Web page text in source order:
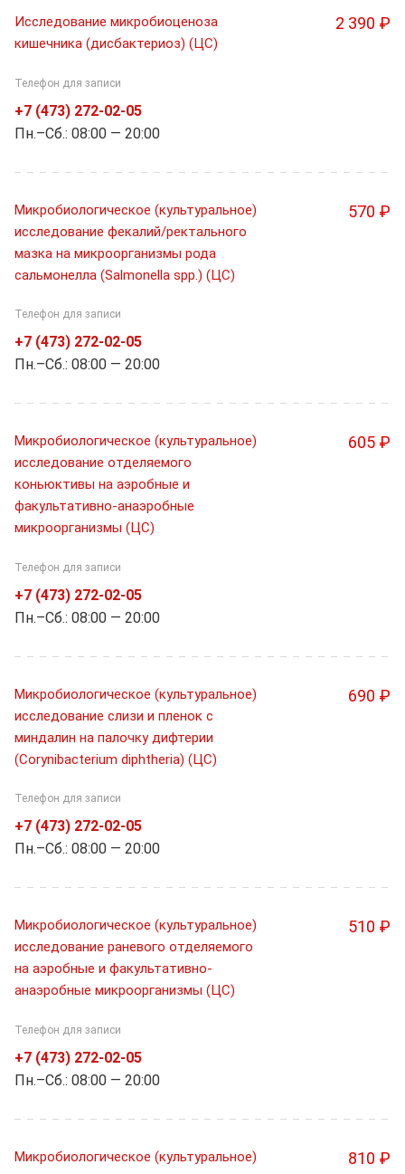
Исследование микробиоценоза
кишечника (дисбактериоз) (ЦС)
2 390 ₽
Телефон для записи
+7 (473) 272-02-05
Пн.–Cб.: 08:00 — 20:00
Микробиологическое (культуральное)
исследование фекалий/ректального
мазка на микроорганизмы рода
сальмонелла (Salmonella spp.) (ЦС)
570 ₽
Телефон для записи
+7 (473) 272-02-05
Пн.–Cб.: 08:00 — 20:00
Микробиологическое (культуральное)
исследование отделяемого
коньюктивы на аэробные и
факультативно-анаэробные
микроорганизмы (ЦС)
605 ₽
Телефон для записи
+7 (473) 272-02-05
Пн.–Cб.: 08:00 — 20:00
Микробиологическое (культуральное)
исследование слизи и пленок с
миндалин на палочку дифтерии
(Corynibacterium diphtheria) (ЦС)
690 ₽
Телефон для записи
+7 (473) 272-02-05
Пн.–Cб.: 08:00 — 20:00
Микробиологическое (культуральное)
исследование раневого отделяемого
на аэробные и факультативно-
анаэробные микроорганизмы (ЦС)
510 ₽
Телефон для записи
+7 (473) 272-02-05
Пн.–Cб.: 08:00 — 20:00
Микробиологическое (культуральное)
810 ₽